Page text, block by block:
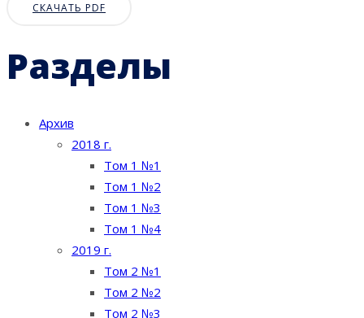
СКАЧАТЬ PDF
Разделы
Архив
2018 г.
Том 1 №1
Том 1 №2
Том 1 №3
Том 1 №4
2019 г.
Том 2 №1
Том 2 №2
Том 2 №3